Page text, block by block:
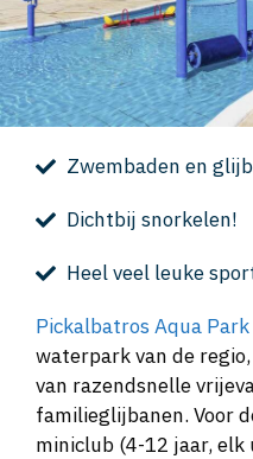
Zwembaden en
Dichtbij snorkelen!
Heel veel leuke
Pickalbatros Aqua Park
waterpark van de
van razendsnelle
familieglijbanen. Voor
miniclub (4-12 jaar,